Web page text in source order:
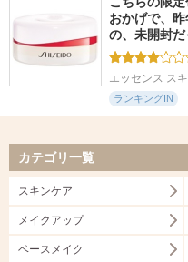
おかげで、
の、未開封
エッセンス ス
ランキングIN
カテゴリ一覧
スキンケア
メイクアップ
ベースメイク